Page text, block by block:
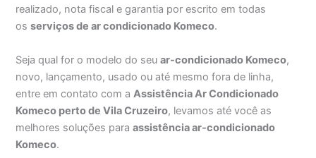
realizado, nota fiscal e garantia por escrito em todas
osserviços de ar condicionado Komeco.
Seja qual for o modelo do seuar-condicionado Komeco,
novo, lançamento, usado ou até mesmo fora de linha,
entre em contato com a Assistência Ar Condicionado
Komeco perto de Vila Cruzeiro, levamos até você as
melhores soluções paraassistência ar-condicionado
Komeco.